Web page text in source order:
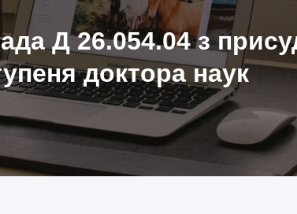
Д 26.054.04 з
доктора наук